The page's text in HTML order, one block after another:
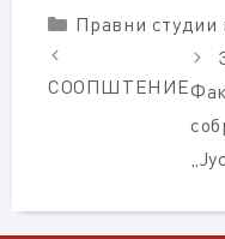
Categories
Правни студии
СООПШТЕНИЕ